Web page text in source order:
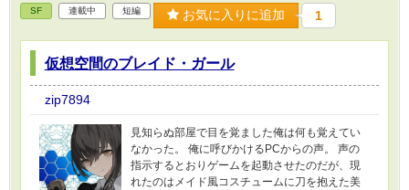
SF 連載中 短編 お気に入りに追加 1
仮想空間のブレイド・ガール
zip7894
見知らぬ部屋で目を覚ました俺は何も覚えてい
なかった。 俺に呼びかけるPCからの声。 声の
指示するとおりゲームを起動させたのだが、現
れたのはメイド風コスチュームに刀を抱えた美